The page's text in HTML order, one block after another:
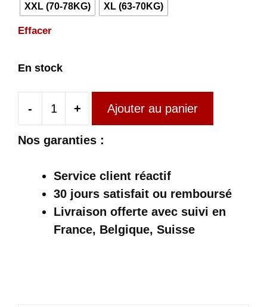
XXL (70-78KG) XL (63-70KG)
Effacer
En stock
-
quantité
de
Longue
Écossaise
À
Carreaux
+ Ajouter au panier
Nos garanties :
Service client réactif
30 jours satisfait ou remboursé
Livraison offerte avec suivi en
France, Belgique, Suisse